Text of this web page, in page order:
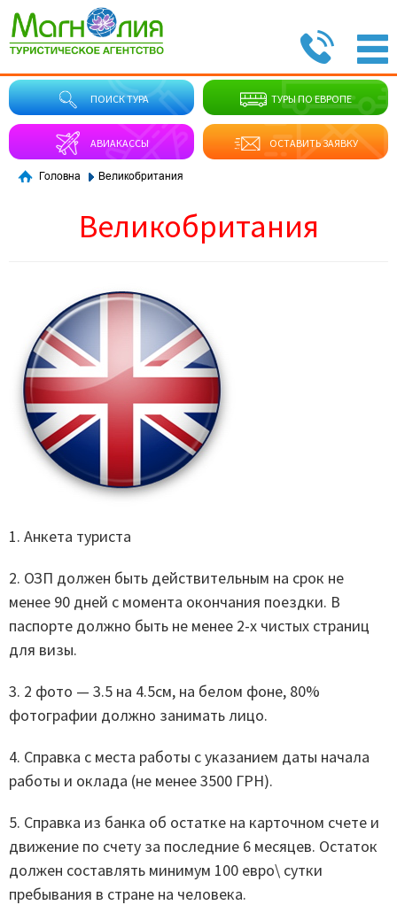
ПОИСК ТУРА ТУРЫ ПО ЕВРОПЕ
АВИАКАССЫ ОСТАВИТЬ ЗАЯВКУ
Головна Великобритания
Великобритания
1. Анкета туриста
2. ОЗП должен быть действительным на срок не
менее 90 дней с момента окончания поездки. В
паспорте должно быть не менее 2-х чистых страниц
для визы.
3. 2 фото — 3.5 на 4.5см, на белом фоне, 80%
фотографии должно занимать лицо.
4. Справка с места работы с указанием даты начала
работы и оклада (не менее 3500 ГРН).
5. Справка из банка об остатке на карточном счете и
движение по счету за последние 6 месяцев. Остаток
должен составлять минимум 100 евро\ сутки
пребывания в стране на человека.